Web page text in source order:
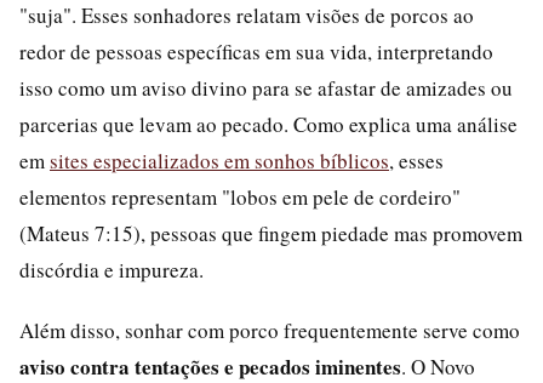
"suja". Esses sonhadores relatam visões de porcos ao
redor de pessoas específicas em sua vida, interpretando
isso como um aviso divino para se afastar de amizades ou
parcerias que levam ao pecado. Como explica uma análise
emsites especializados em sonhos bíblicos, esses
elementos representam "lobos em pele de cordeiro"
(Mateus 7:15), pessoas que fingem piedade mas promovem
discórdia e impureza.
Além disso, sonhar com porco frequentemente serve como
aviso contra tentações e pecados iminentes. O Novo